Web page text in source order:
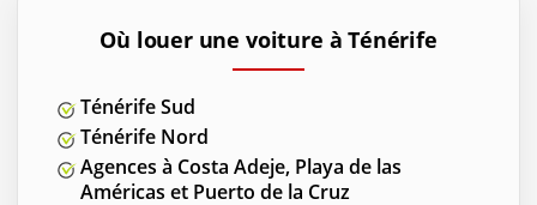
Où louer une voiture à Ténérife
Ténérife Sud
Ténérife Nord
Agences à Costa Adeje, Playa de las
Américas et Puerto de la Cruz